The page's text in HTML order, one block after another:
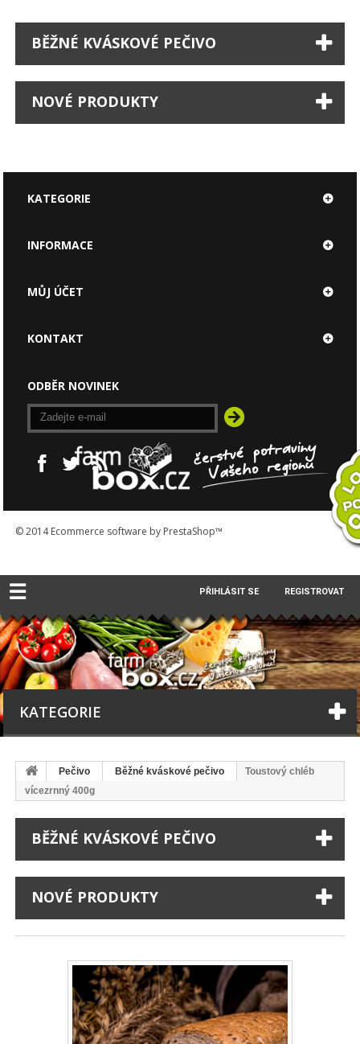
BĚŽNÉ KVÁSKOVÉ PEČIVO
NOVÉ PRODUKTY
KATEGORIE
INFORMACE
© 2014Ecommerce software by PrestaShop™
MŮJ ÚČET
KONTAKT
ODBĚR NOVINEK
☰ PŘIHLÁSIT SE REGISTROVAT
KATEGORIE
Pečivo Běžné kváskové pečivo
Toustový chléb
vícezrnný 400g
BĚŽNÉ KVÁSKOVÉ PEČIVO
NOVÉ PRODUKTY